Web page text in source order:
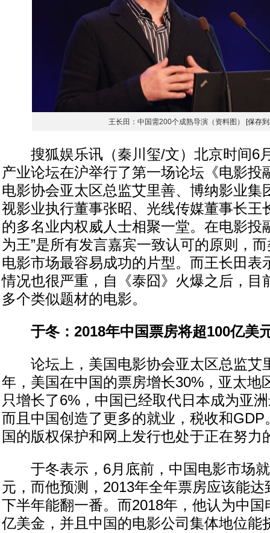
王长田：中国需200个成熟导演（资料图） [保存
搜狐娱乐讯（秦川玺/文）北京时间6
产业论坛在沪举行了第一场论坛《电影投
电影协会亚太区总监艾里善、博纳影业集
视影业执行董事张昭、光线传媒董事长王
的多名业内权威人士相聚一堂。在电影投
为王”是所有发言嘉宾一致认可的原则，
电影市场最容易成功的片型。而王长田表
情况也很严重，自《泰囧》火爆之后，目
多个类似题材的电影。
于冬：2018年中国票房将超100亿美
论坛上，美国电影协会亚太区总监艾
年，美国在中国的票房增长30%，亚太地
只增长了6%，中国已经取代日本成为亚
而且中国创造了更多的就业，税收和
国的版权保护和网上发行也处于正在努力
于冬表示，6月底前，中国电影市场就
元，而他预测，2013年全年票房应该能
下半年能翻一番。而2018年，他认为中
亿美金，并且中国的电影公司集体地位能